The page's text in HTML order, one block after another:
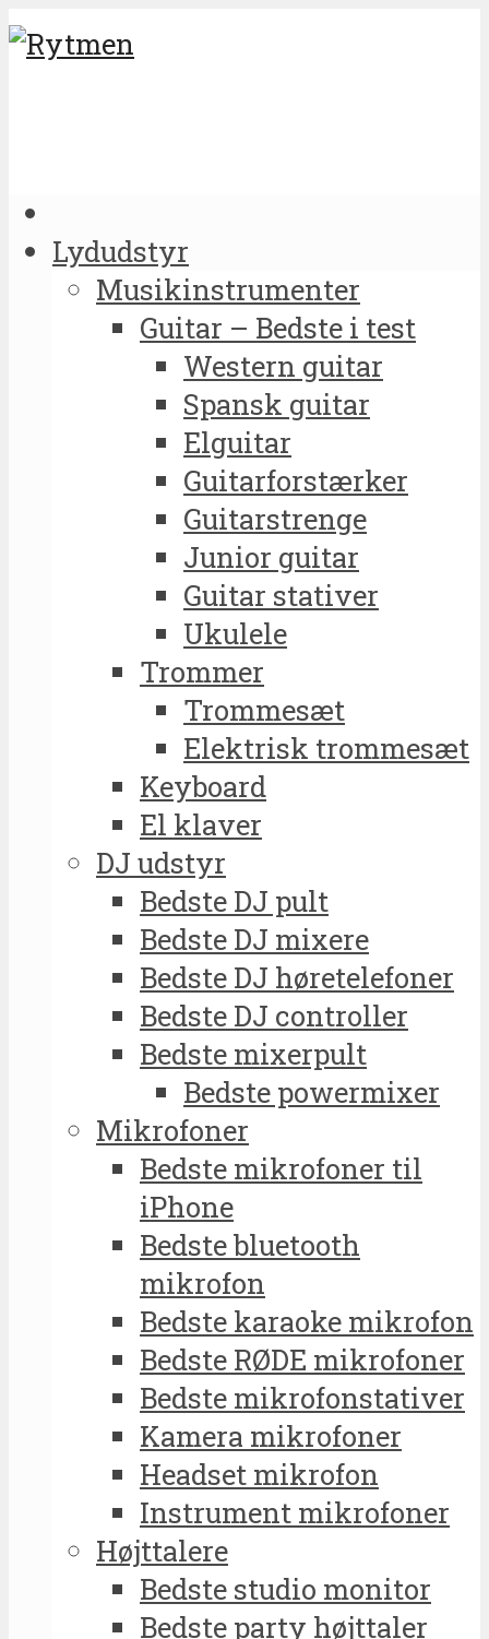
Lydudstyr
Musikinstrumenter
Guitar – Bedste i test
Western guitar
Spansk guitar
Elguitar
Guitarforstærker
Guitarstrenge
Junior guitar
Guitar stativer
Ukulele
Trommer
Trommesæt
Elektrisk trommesæt
Keyboard
El klaver
DJ udstyr
Bedste DJ pult
Bedste DJ mixere
Bedste DJ høretelefoner
Bedste DJ controller
Bedste mixerpult
Bedste powermixer
Mikrofoner
Bedste mikrofoner til
iPhone
Bedste bluetooth
mikrofon
Bedste karaoke mikrofon
Bedste RØDE mikrofoner
Bedste mikrofonstativer
Kamera mikrofoner
Headset mikrofon
Instrument mikrofoner
Højttalere
Bedste studio monitor
Bedste party højttaler